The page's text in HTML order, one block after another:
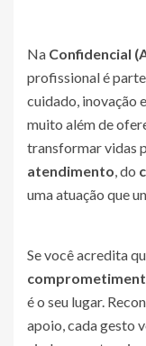
Na Confidencial
profissional é
cuidado, inovação
muito além de
transformar vidas
atendimento, do
uma atuação que
Se você acredita
é o seu lugar.
apoio, cada gesto